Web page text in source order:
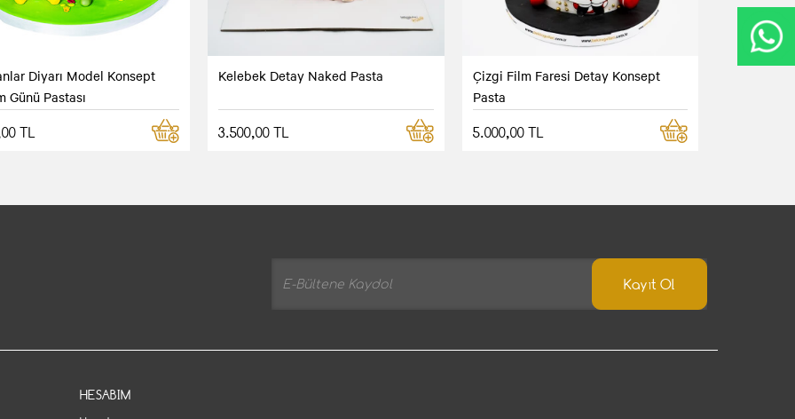
Diyarı Model Konsept
Günü Pastası
TL
Kelebek Detay Naked Pasta
3.500,00 TL
Çizgi Film Faresi Detay Konsept
Pasta
5.000,00 TL
Kayıt Ol
HESABIM